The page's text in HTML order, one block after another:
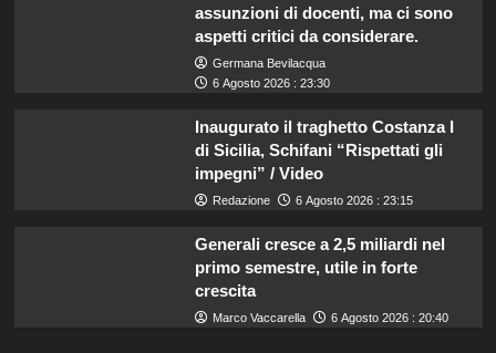
assunzioni di docenti, ma ci sono
aspetti critici da considerare.
Germana Bevilacqua
6 Agosto 2026 : 23:30
Inaugurato il traghetto Costanza I
di Sicilia, Schifani “Rispettati gli
impegni” / Video
Redazione 6 Agosto 2026 : 23:15
Generali cresce a 2,5 miliardi nel
primo semestre, utile in forte
crescita
Marco Vaccarella 6 Agosto 2026 : 20:40